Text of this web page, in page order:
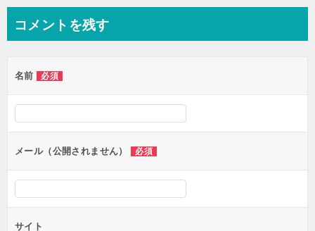
コメントを残す
名前 必須
メール（公開されません） 必須
サイト